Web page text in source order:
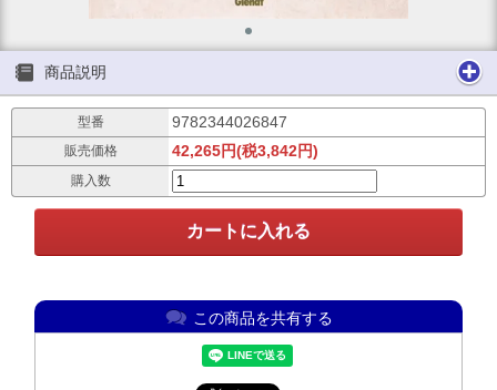
商品説明
型番 9782344026847
販売価格 42,265円(税3,842円)
購入数
この商品を共有する